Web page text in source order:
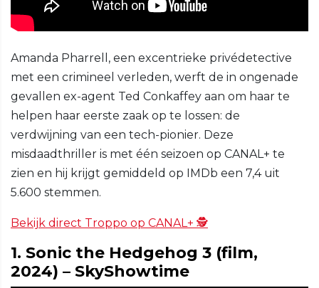
Amanda Pharrell, een excentrieke privédetective
met een crimineel verleden, werft de in ongenade
gevallen ex-agent Ted Conkaffey aan om haar te
helpen haar eerste zaak op te lossen: de
verdwijning van een tech-pionier. Deze
misdaadthriller is met één seizoen op CANAL+ te
zien en hij krijgt gemiddeld op IMDb een 7,4 uit
5.600 stemmen.
Bekijk direct Troppo op CANAL+ 🕵
1. Sonic the Hedgehog 3 (film,
2024) – SkyShowtime